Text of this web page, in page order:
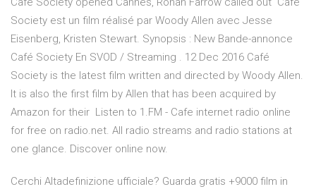
Society est un film réalisé par Woody Allen avec Jesse
Eisenberg, Kristen Stewart. Synopsis : New Bande-annonce
Café Society En SVOD / Streaming . 12 Dec 2016 Café
Society is the latest film written and directed by Woody Allen.
It is also the first film by Allen that has been acquired by
Amazon for their Listen to 1.FM - Cafe internet radio online
for free on radio.net. All radio streams and radio stations at
one glance. Discover online now.
Cerchi Altadefinizione ufficiale? Guarda gratis +9000 film in